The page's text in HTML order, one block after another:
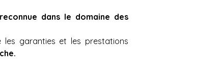
dans le domaine des
garanties et les prestations